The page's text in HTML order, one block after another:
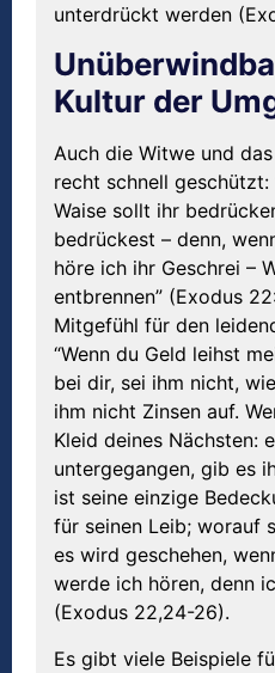
unterdrückt werden
Kultur der
Auch die Witwe und
recht schnell geschützt:
Waise sollt ihr
bedrückest – denn,
höre ich ihr Geschrei –
entbrennen” (Exodus
Mitgefühl für den
“Wenn du Geld leihst
bei dir, sei ihm nicht,
ihm nicht Zinsen auf.
Kleid deines Nächsten:
untergegangen, gib es
ist seine einzige
für seinen Leib; worauf
es wird geschehen,
werde ich hören, denn
(Exodus 22,24-26).
Es gibt viele Beispiele